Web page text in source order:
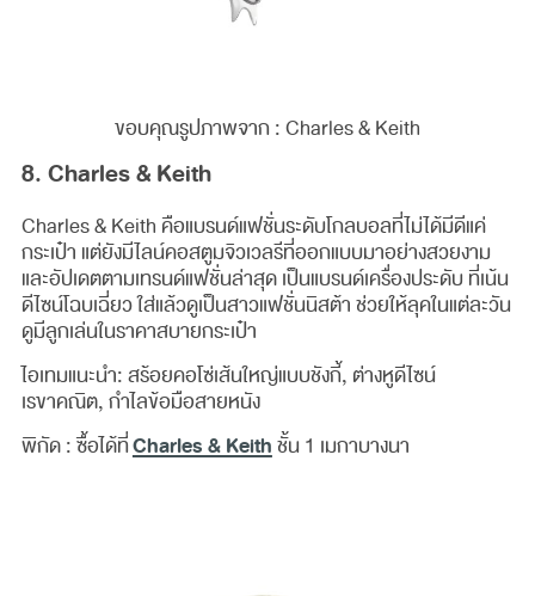
ขอบคุณรูปภาพจาก : Charles & Keith
8. Charles & Keith
Charles & Keith คือแบรนด์แฟชั่นระดับโกลบอลที่ไม่ได้มีดีแค่
กระเป๋า แต่ยังมีไลน์คอสตูมจิวเวลรีที่ออกแบบมาอย่างสวยงาม
และอัปเดตตามเทรนด์แฟชั่นล่าสุด เป็นแบรนด์เครื่องประดับ ที่เน้น
ดีไซน์โฉบเฉี่ยว ใส่แล้วดูเป็นสาวแฟชั่นนิสต้า ช่วยให้ลุคในแต่ละวัน
ดูมีลูกเล่นในราคาสบายกระเป๋า
ไอเทมแนะนำ: สร้อยคอโซ่เส้นใหญ่แบบชังกี้, ต่างหูดีไซน์
เรขาคณิต, กำไลข้อมือสายหนัง
พิกัด : ซื้อได้ที่Charles & Keithชั้น 1 เมกาบางนา